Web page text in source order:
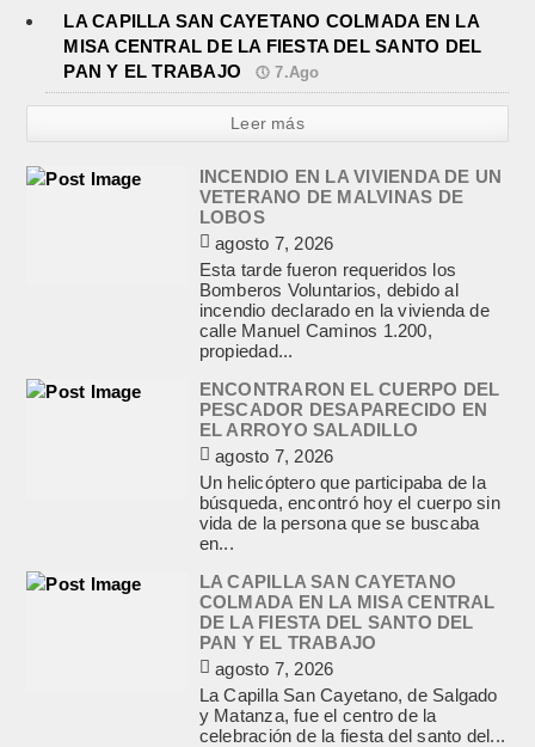
LA CAPILLA SAN CAYETANO COLMADA EN LA
MISA CENTRAL DE LA FIESTA DEL SANTO DEL
PAN Y EL TRABAJO
7.Ago
Leer más
INCENDIO EN LA VIVIENDA DE UN
VETERANO DE MALVINAS DE
LOBOS
agosto 7, 2026
Esta tarde fueron requeridos los
Bomberos Voluntarios, debido al
incendio declarado en la vivienda de
calle Manuel Caminos 1.200,
propiedad...
ENCONTRARON EL CUERPO DEL
PESCADOR DESAPARECIDO EN
EL ARROYO SALADILLO
agosto 7, 2026
Un helicóptero que participaba de la
búsqueda, encontró hoy el cuerpo sin
vida de la persona que se buscaba
en...
LA CAPILLA SAN CAYETANO
COLMADA EN LA MISA CENTRAL
DE LA FIESTA DEL SANTO DEL
PAN Y EL TRABAJO
agosto 7, 2026
La Capilla San Cayetano, de Salgado
y Matanza, fue el centro de la
celebración de la fiesta del santo del...